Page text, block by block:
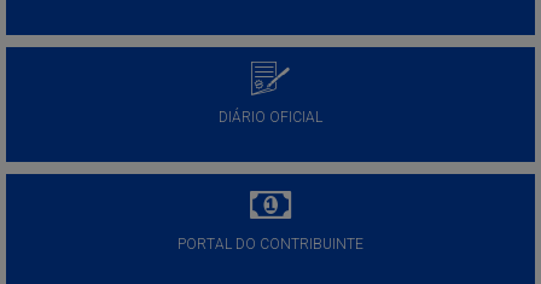
DIÁRIO OFICIAL
PORTAL DO CONTRIBUINTE